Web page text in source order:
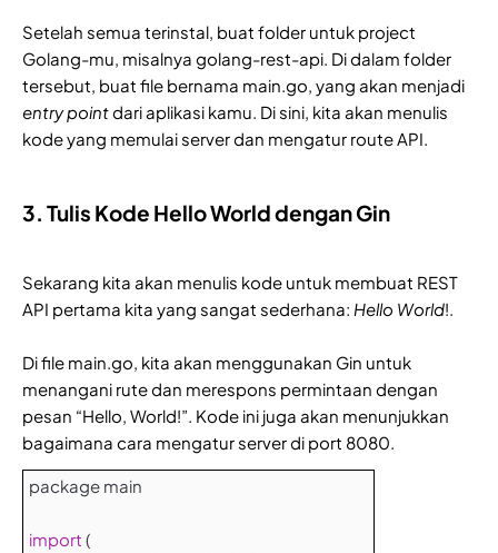
Setelah semua terinstal, buat folder untuk project
Golang-mu, misalnya golang-rest-api. Di dalam folder
tersebut, buat file bernama main.go, yang akan menjadi
entry pointdari aplikasi kamu. Di sini, kita akan menulis
kode yang memulai server dan mengatur route API.
3. Tulis Kode Hello World dengan Gin
Sekarang kita akan menulis kode untuk membuat REST
API pertama kita yang sangat sederhana: Hello World!.
Di file main.go, kita akan menggunakan Gin untuk
menangani rute dan merespons permintaan dengan
pesan “Hello, World!”. Kode ini juga akan menunjukkan
bagaimana cara mengatur server di port 8080.
package main
import (